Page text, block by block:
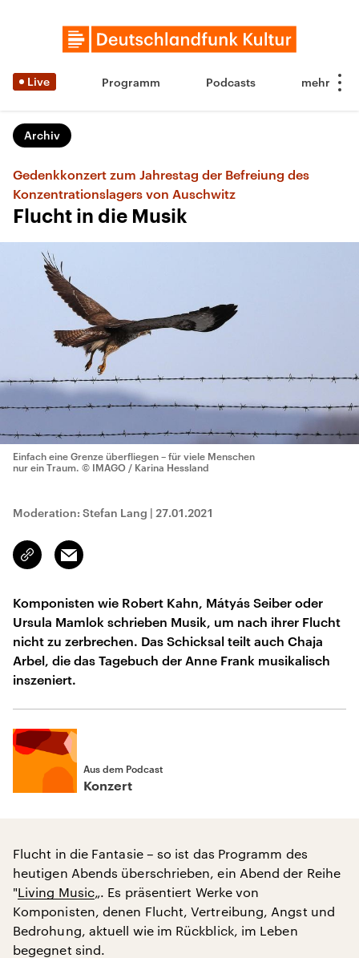
Live Programm Podcasts
Archiv
Gedenkkonzert zum Jahrestag der Befreiung des
Konzentrationslagers von Auschwitz
Flucht in die Musik
Einfach eine Grenze überfliegen – für viele Menschen
nur ein Traum. © IMAGO / Karina Hessland
Moderation: Stefan Lang | 27.01.2021
Link
kopieren/teilen
Email
Komponisten wie Robert Kahn, Mátyás Seiber oder
Ursula Mamlok schrieben Musik, um nach ihrer Flucht
nicht zu zerbrechen. Das Schicksal teilt auch Chaja
Arbel, die das Tagebuch der Anne Frank musikalisch
inszeniert.
Aus dem Podcast
Konzert
Flucht in die Fantasie – so ist das Programm des
heutigen Abends überschrieben, ein Abend der Reihe
"Living Music„. Es präsentiert Werke von
Komponisten, denen Flucht, Vertreibung, Angst und
Bedrohung, aktuell wie im Rückblick, im Leben
begegnet sind.